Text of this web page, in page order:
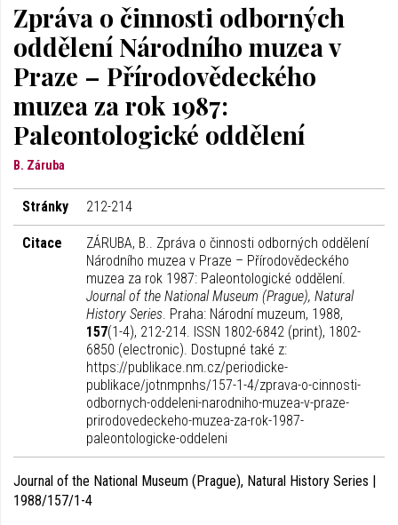
Zpráva o činnosti odborných
oddělení Národního muzea v
Praze – Přírodovědeckého
muzea za rok 1987:
Paleontologické oddělení
B. Záruba
Stránky 212-214
Citace
ZÁRUBA, B.. Zpráva o činnosti odborných oddělení
Národního muzea v Praze – Přírodovědeckého
muzea za rok 1987: Paleontologické oddělení.
Journal of the National Museum (Prague), Natural
History Series. Praha: Národní muzeum, 1988,
157(1-4), 212-214. ISSN 1802-6842 (print), 1802-
6850 (electronic). Dostupné také z:
https://publikace.nm.cz/periodicke-
publikace/jotnmpnhs/157-1-4/zprava-o-cinnosti-
odbornych-oddeleni-narodniho-muzea-v-praze-
prirodovedeckeho-muzea-za-rok-1987-
paleontologicke-oddeleni
Journal of the National Museum (Prague), Natural History Series |
1988/157/1-4